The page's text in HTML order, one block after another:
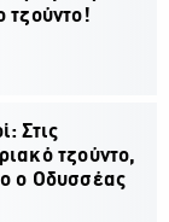
τζούντο!
Στις
τζούντο,
ο Οδυσσέας